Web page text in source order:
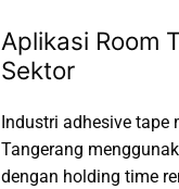
Aplikasi Room
Sektor
Industri adhesive
Tangerang
dengan holding time